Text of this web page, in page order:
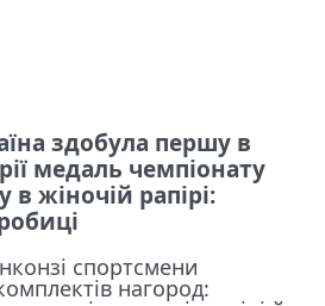
здобула першу в
медаль чемпіонату
в жіночій рапірі:
спортсмени
нагород: